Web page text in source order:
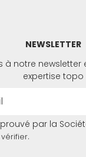
NEWSLETTER
à notre newsletter
expertise topo
par la
.